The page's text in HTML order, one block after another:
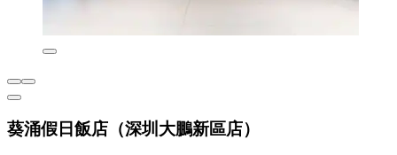
葵涌假日飯店（深圳大鵬新區店）